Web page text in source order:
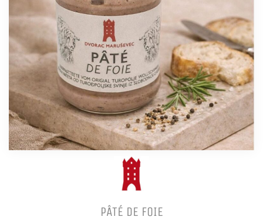
PÂTÉ DE FOIE